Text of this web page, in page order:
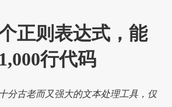
正则表达式，能
行代码
分古老而又强大的文本处理工具，仅